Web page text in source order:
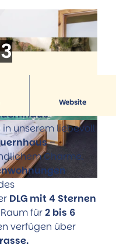
Sole-Quelle
Sprengel | CC-BY
Website
in unserem liebevoll
–
Charme.
DLG mit 4 Sternen
für2 bis 6
verfügen über